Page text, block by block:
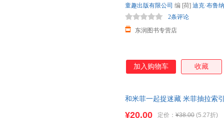
东润图书专营店
2条评论
童趣出版有限公司 编 [荷] 迪克·布鲁纳
加入购物车 收藏
和米菲一起捉迷藏 米菲抽拉索
¥20.00 定价： ¥38.00 (5.27折)